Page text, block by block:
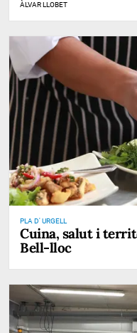
ÀLVAR LLOBET
PLA D' URGELL
Cuina, salut i
Bell-lloc